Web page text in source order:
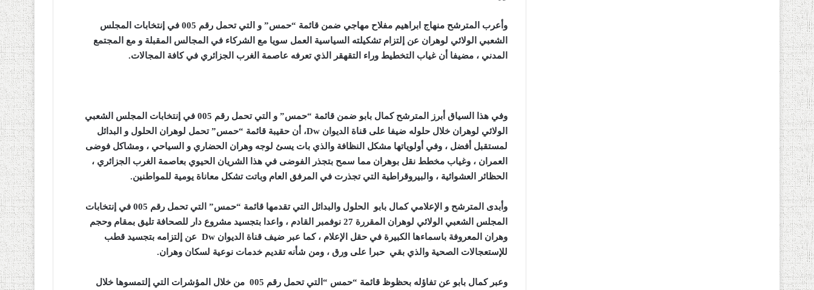
وأعرب المترشح منهاج ابراهيم مفلاح مهاجي ضمن قائمة “حمس” و التي تحمل رقم 005 في إنتخابات المجلس
الشعبي الولائي لوهران عن إلتزام تشكيلته السياسية العمل سويا مع الشركاء في المجالس المقبلة و مع المجتمع
المدني ، مضيفا أن غياب التخطيط وراء التقهقر الذي تعرفه عاصمة الغرب الجزائري في كافة المجالات.
وفي هذا السياق أبرز المترشح كمال بابو ضمن قائمة “حمس” و التي تحمل رقم 005 في إنتخابات المجلس الشعبي
الولائي لوهران خلال حلوله ضيفا على قناة الديوان Dw، أن حقيبة قائمة “حمس” تحمل لوهران الحلول و البدائل
لمستقبل أفضل ، وفي أولوياتها مشكل النظافة والذي بات يسئ لوجه وهران الحضاري و السياحي ، ومشاكل فوضى
العمران ، وغياب مخطط نقل بوهران مما سمح بتجذر الفوضى في هذا الشريان الحيوي بعاصمة الغرب الجزائري ،
الحظائر العشوائية ، والبيروقراطية التي تجذرت في المرفق العام وباتت تشكل معاناة يومية للمواطنين.
وأبدى المترشح و الإعلامي كمال بابو الحلول والبدائل التي تقدمها قائمة “حمس” التي تحمل رقم 005 في إنتخابات
المجلس الشعبي الولائي لوهران المقررة 27 نوفمبر القادم ، واعدا بتجسيد مشروع دار للصحافة تليق بمقام وحجم
وهران المعروفة باسماءها الكبيرة في حقل الإعلام ، كما عبر ضيف قناة الديوان Dw عن إلتزامه بتجسيد قطب
للإستعجالات الصحية والذي بقي حبرا على ورق ، ومن شأنه تقديم خدمات نوعية لسكان وهران.
وعبر كمال بابو عن تفاؤله بحظوظ قائمة “حمس “التي تحمل رقم 005 من خلال المؤشرات التي إلتمسوها خلال